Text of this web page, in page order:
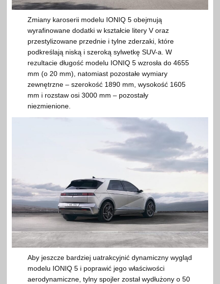
Zmiany karoserii modelu IONIQ 5 obejmują
wyrafinowane dodatki w kształcie litery V oraz
przestylizowane przednie i tylne zderzaki, które
podkreślają niską i szeroką sylwetkę SUV-a. W
rezultacie długość modelu IONIQ 5 wzrosła do 4655
mm (o 20 mm), natomiast pozostałe wymiary
zewnętrzne – szerokość 1890 mm, wysokość 1605
mm i rozstaw osi 3000 mm – pozostały
niezmienione.
Aby jeszcze bardziej uatrakcyjnić dynamiczny wygląd
modelu IONIQ 5 i poprawić jego właściwości
aerodynamiczne, tylny spojler został wydłużony o 50